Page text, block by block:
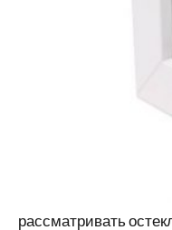
рассматривать